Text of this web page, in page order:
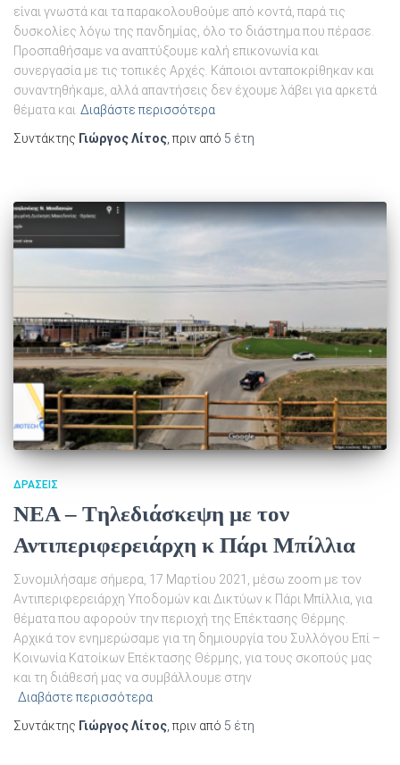
είναι γνωστά και τα παρακολουθούμε από κοντά, παρά τις
δυσκολίες λόγω της πανδημίας, όλο το διάστημα που πέρασε.
Προσπαθήσαμε να αναπτύξουμε καλή επικονωνία και
συνεργασία με τις τοπικές Αρχές. Κάποιοι ανταποκρίθηκαν και
συναντηθήκαμε, αλλά απαντήσεις δεν έχουμε λάβει για αρκετά
θέματα και Διαβάστε περισσότερα
Συντάκτης Γιώργος Λίτος , πριν από 5 έτη
ΔΡΆΣΕΙΣ
NEA – Tηλεδιάσκεψη με τον
Αντιπεριφερειάρχη κ Πάρι Μπίλλια
Συνομιλήσαμε σήμερα, 17 Μαρτίου 2021, μέσω zoom με τον
Αντιπεριφερειάρχη Υποδομών και Δικτύων κ Πάρι Μπίλλια, για
θέματα που αφορούν την περιοχή της Επέκτασης Θέρμης.
Αρχικά τον ενημερώσαμε για τη δημιουργία του Συλλόγου Επί –
Κοινωνία Κατοίκων Επέκτασης Θέρμης, για τους σκοπούς μας
και τη διάθεσή μας να συμβάλλουμε στην
Διαβάστε περισσότερα
Συντάκτης Γιώργος Λίτος, πριν από 5 έτη